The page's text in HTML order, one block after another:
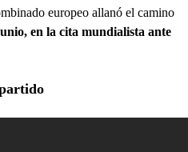
europeo allanó el camino
en la cita mundialista ante